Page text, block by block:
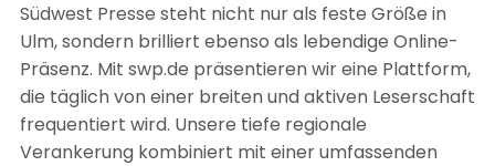
Südwest Presse steht nicht nur als feste Größe in
Ulm, sondern brilliert ebenso als lebendige Online-
Präsenz. Mit swp.de präsentieren wir eine Plattform,
die täglich von einer breiten und aktiven Leserschaft
frequentiert wird. Unsere tiefe regionale
Verankerung kombiniert mit einer umfassenden